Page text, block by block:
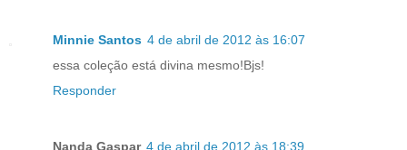
Minnie Santos 4 de abril de 2012 às 16:07
essa coleção está divina mesmo!Bjs!
Responder
Nanda Gaspar 4 de abril de 2012 às 18:39